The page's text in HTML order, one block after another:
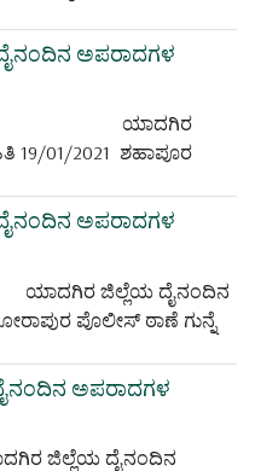
ಅಪರಾದಗಳ
01/2021 ಶಹಾಪೂರ
ಅಪರಾದಗಳ
ದೈನಂದಿನ
ಪೊಲೀಸ್ ಠಾಣೆ ಗುನ್ನೆ
ಅಪರಾದಗಳ
ದೈನಂದಿನ